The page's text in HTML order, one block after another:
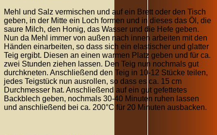
Mehl und Salz vermischen und auf ein Brett oder den Tisch
geben, in der Mitte ein Loch formen und in dieses das Öl, die
saure Milch, den Honig, das Wasser und die Hefe geben.
Nun da Mehl immer von außen nach innen arbeiten mit den
Händen einarbeiten, so dass sich ein elastischer und glatter
Teig ergibt. Diesen an einen warmen Platz geben und für ca.
zwei Stunden ziehen lassen. Den Teig nun nochmals gut
durchkneten. Anschließend den Teig in 10-12 Stücke teilen,
jedes Teigstück nun ausrollen, so dass es ca. 15 cm
Durchmesser hat. Anschließend auf ein gut gefettetes
Backblech geben, nochmals 30-40 Minuten ruhen lassen
und anschließend bei ca. 200°C für 20 Minuten ausbacken.